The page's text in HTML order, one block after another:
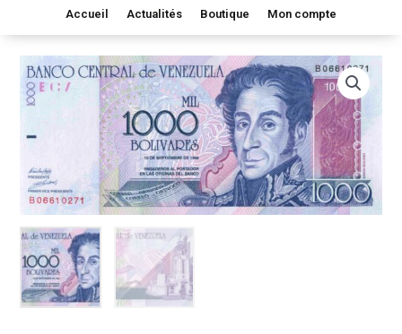
Accueil Actualités Boutique Mon compte